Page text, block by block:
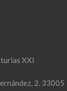
XXI
2. 33005